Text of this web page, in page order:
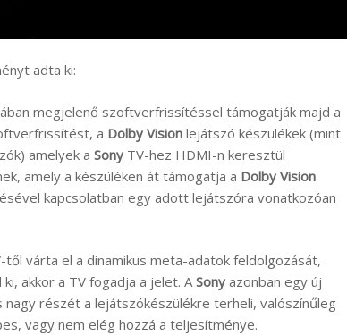
adta ki:
megjelenő szoftverfrissítéssel támogatják majd a
a Dolby Vision lejátszó készülékek (mint
amelyek a Sony TV-hez HDMI-n keresztül
amely a készüléken át támogatja a Dolby Vision
kapcsolatban egy adott lejátszóra vonatkozóan
től várta el a dinamikus meta-adatok feldolgozását,
akkor a TV fogadja a jelet. ASony azonban egy új
részét a lejátszókészülékre terheli, valószínűleg
vagy nem elég hozzá a teljesítménye.